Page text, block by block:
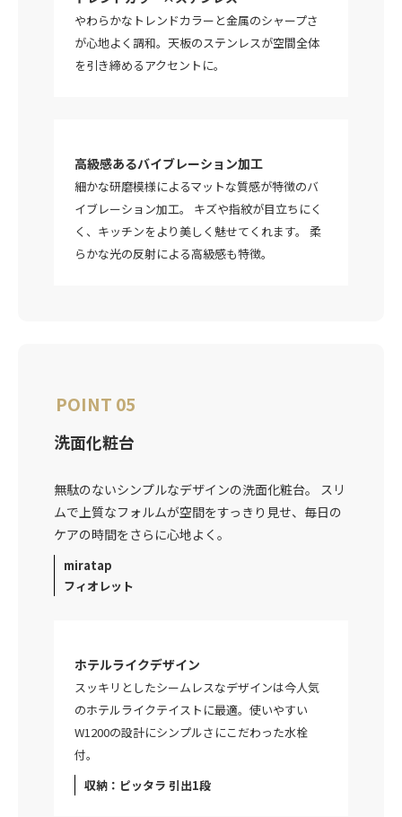
やわらかなトレンドカラーと金属のシャープさ
が心地よく調和。天板のステンレスが空間全体
を引き締めるアクセントに。
高級感あるバイブレーション加工
細かな研磨模様によるマットな質感が特徴のバ
イブレーション加工。 キズや指紋が目立ちにく
く、キッチンをより美しく魅せてくれます。 柔
らかな光の反射による高級感も特徴。
POINT 05
洗面化粧台
無駄のないシンプルなデザインの洗面化粧台。 スリ
ムで上質なフォルムが空間をすっきり見せ、毎日の
ケアの時間をさらに心地よく。
miratap
フィオレット
ホテルライクデザイン
スッキリとしたシームレスなデザインは今人気
のホテルライクテイストに最適。使いやすい
W1200の設計にシンプルさにこだわった水栓
付。
収納：ピッタラ 引出1段